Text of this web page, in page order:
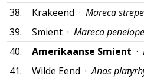
38.
Krakeend · Mareca
39.
Smient · Mareca penelope
40.
Amerikaanse Smient ·
41.
Wilde Eend ·Anas